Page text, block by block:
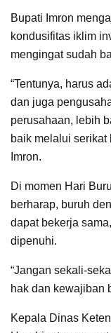
Bupati Imron
kondusifitas iklim
mengingat sudah
“Tentunya, harus
dan juga
perusahaan, lebih
baik melalui serikat
Imron.
Di momen Hari
berharap, buruh
dapat bekerja
dipenuhi.
“Jangan sekali-
hak dan kewajiban
Kepala Dinas